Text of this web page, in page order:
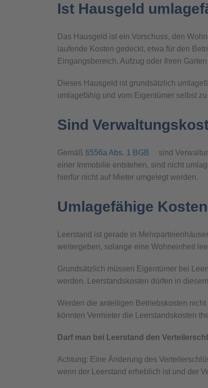
Ist Hausgeld
Das Hausgeld ist ein Vorschuss, den
laufende Kosten gedeckt, etwa für den
Eingangsbereich, Aufzug oder Ihren
Dieses Hausgeld ist grundsätzlich
umlagefähig und vom Eigentümer selbst
Sind
Gemäß §556a Abs. 1 BGB
sind
einer Immobilie entstehen, sind nicht
hierfür nicht auf Mieter umgelegt werden.
Umlagefähige
Leerstand ist gerade in
weitergeben, solange eine Wohneinheit
Grundsätzlich müssen Eigentümer bei
werden. Leerstandskosten dürfen in
Werden die anteiligen Betriebskosten
könnten Vermieter die Leerstandskosten
Darf man bei Leerstand den
Achtung: Eine Änderung des
wenn der Leerstand erheblich ist und der